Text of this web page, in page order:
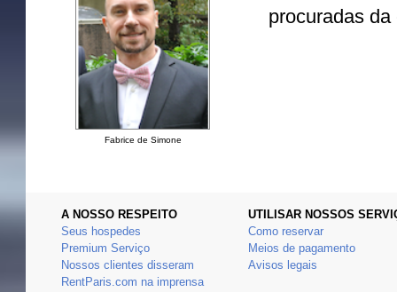
procuradas da
Fabrice de Simone
A NOSSO RESPEITO
Seus hospedes
Premium Serviço
Nossos clientes disseram
RentParis.com na imprensa
UTILISAR NOSSOS
Como reservar
Meios de pagamento
Avisos legais